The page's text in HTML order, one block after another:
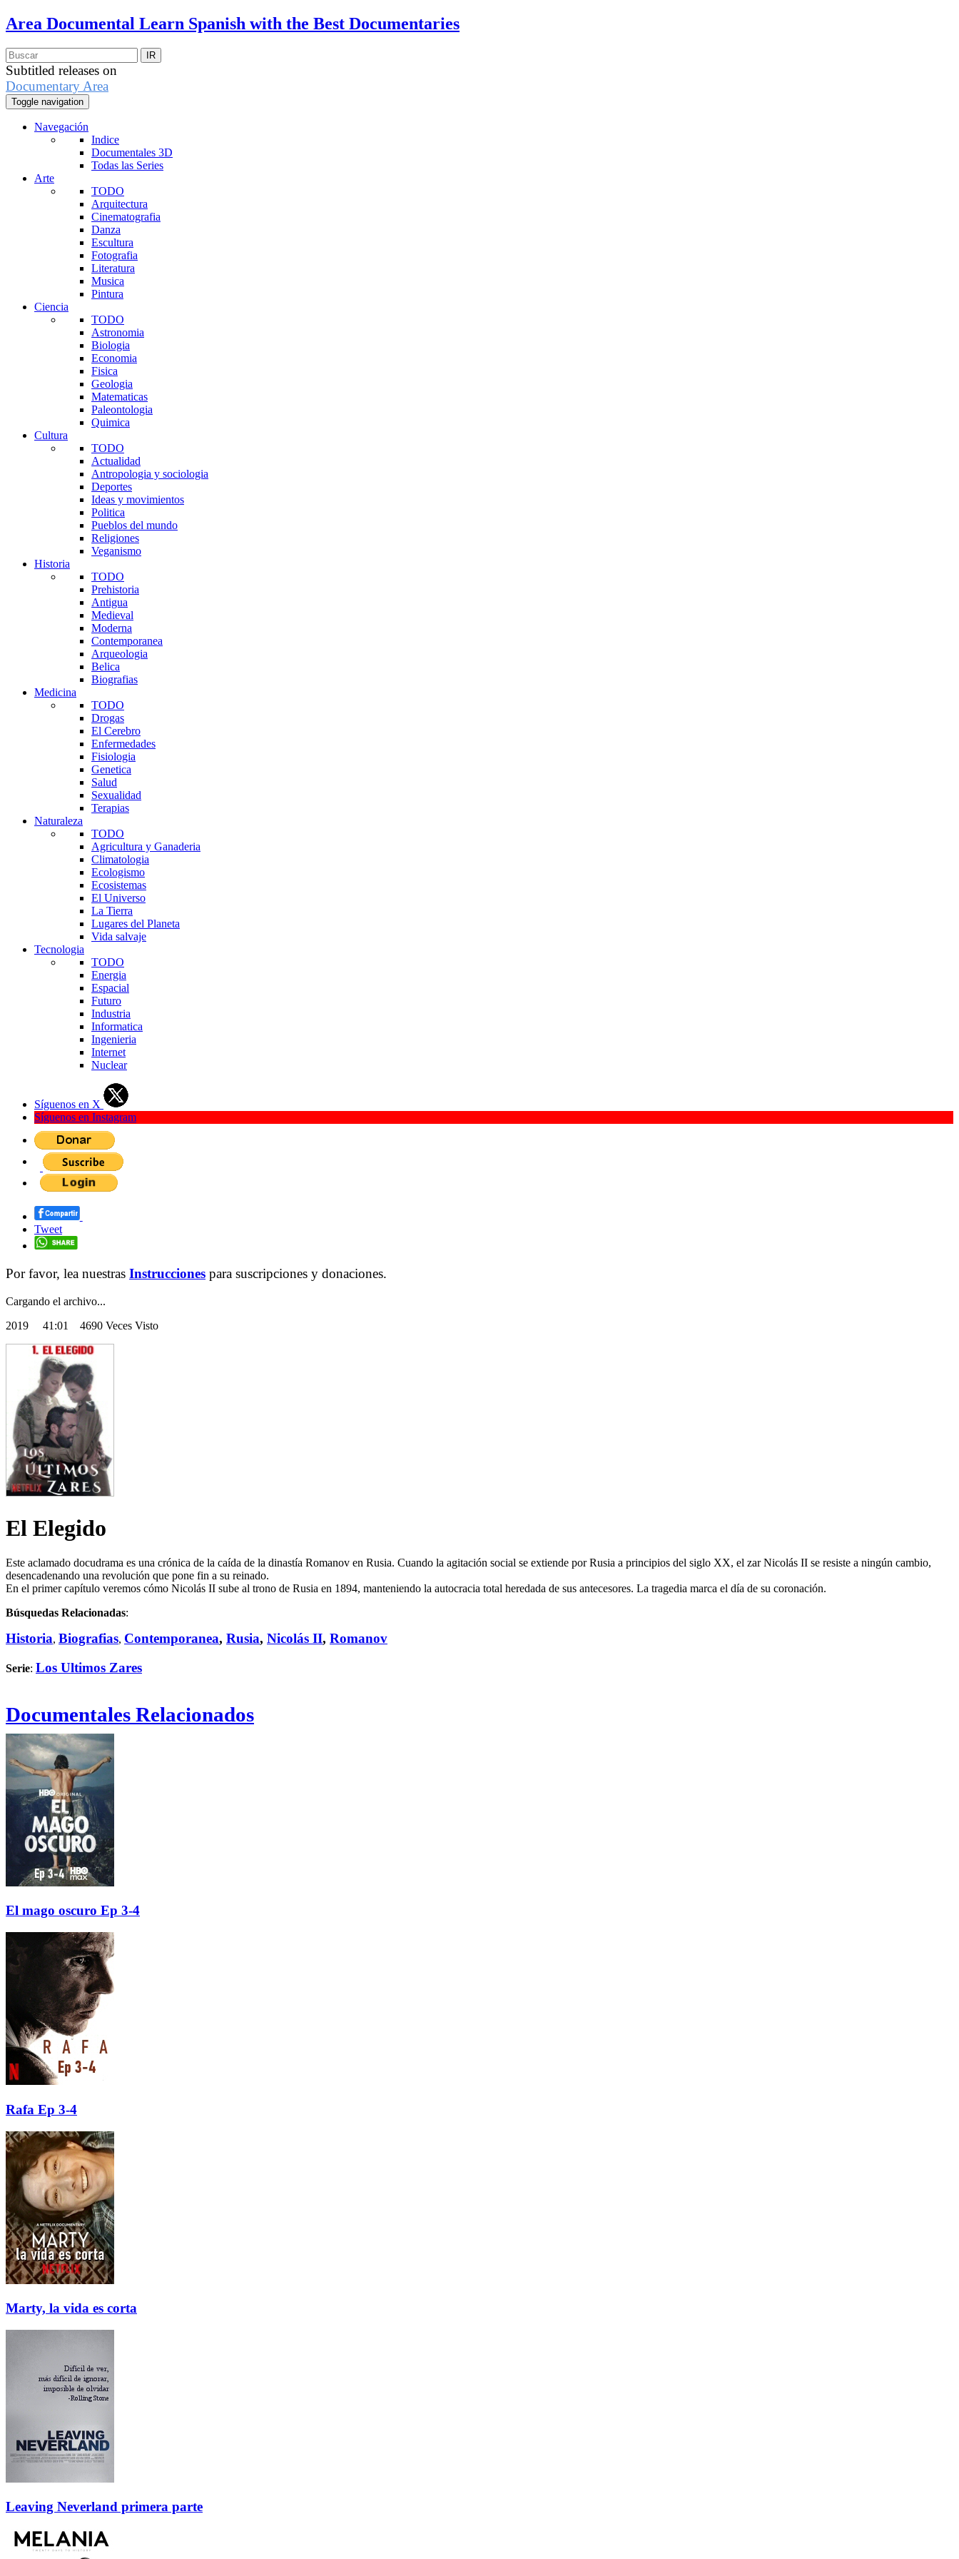
Area Documental Learn Spanish with the Best Documentaries
Subtitled releases on
Documentary Area
Toggle navigation
Navegación
Indice
Documentales 3D
Todas las Series
Arte
TODO
Arquitectura
Cinematografia
Danza
Escultura
Fotografia
Literatura
Musica
Pintura
Ciencia
TODO
Astronomia
Biologia
Economia
Fisica
Geologia
Matematicas
Paleontologia
Quimica
Cultura
TODO
Actualidad
Antropologia y sociologia
Deportes
Ideas y movimientos
Politica
Pueblos del mundo
Religiones
Veganismo
Historia
TODO
Prehistoria
Antigua
Medieval
Moderna
Contemporanea
Arqueologia
Belica
Biografias
Medicina
TODO
Drogas
El Cerebro
Enfermedades
Fisiologia
Genetica
Salud
Sexualidad
Terapias
Naturaleza
TODO
Agricultura y Ganaderia
Climatologia
Ecologismo
Ecosistemas
El Universo
La Tierra
Lugares del Planeta
Vida salvaje
Tecnologia
TODO
Energia
Espacial
Futuro
Industria
Informatica
Ingenieria
Internet
Nuclear
Síguenos en X
Síguenos en Instagram
Tweet
Por favor, lea nuestras Instrucciones para suscripciones y donaciones.
Cargando el archivo...
2019 41:01 4690 Veces Visto
El Elegido
Este aclamado docudrama es una crónica de la caída de la dinastía Romanov en Rusia. Cuando la agitación social se extiende por Rusia a principios del siglo XX, el zar Nicolás II se resiste a ningún cambio,
desencadenando una revolución que pone fin a su reinado.
En el primer capítulo veremos cómo Nicolás II sube al trono de Rusia en 1894, manteniendo la autocracia total heredada de sus antecesores. La tragedia marca el día de su coronación.
Búsquedas Relacionadas:
Historia, Biografias, Contemporanea, Rusia, Nicolás II, Romanov
Serie: Los Ultimos Zares
Documentales Relacionados
El mago oscuro Ep 3-4
Rafa Ep 3-4
Marty, la vida es corta
Leaving Neverland primera parte